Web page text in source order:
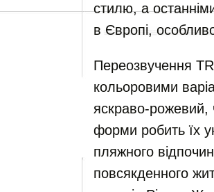
стилю, а
в Європі,
Переозвучення
кольоровими
яскраво-рожевий,
форми робить їх
пляжного
повсякденного